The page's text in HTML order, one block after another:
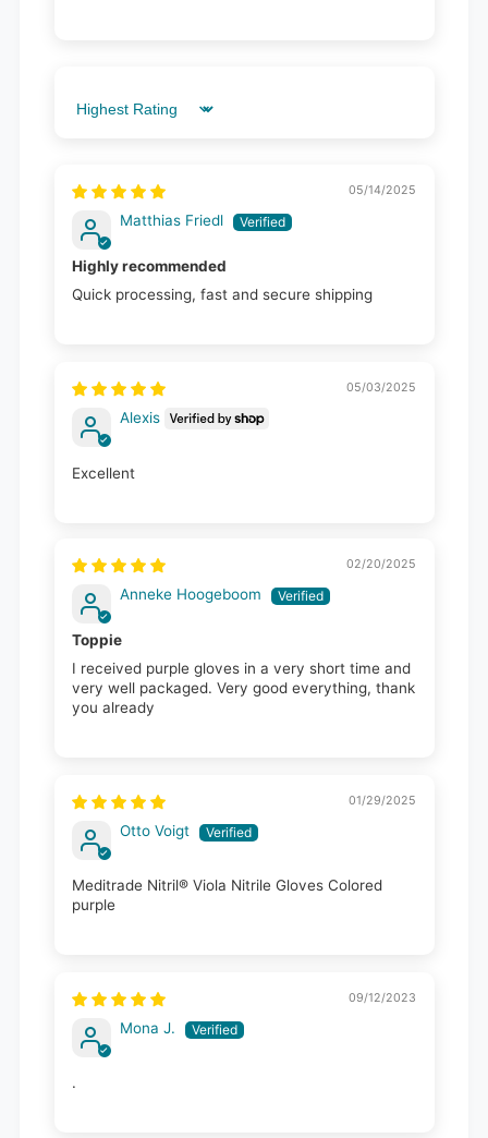
Sort by
05/14/2025
Matthias Friedl
Highly recommended
Quick processing, fast and secure shipping
05/03/2025
Alexis
Excellent
02/20/2025
Anneke Hoogeboom
Toppie
I received purple gloves in a very short time and
very well packaged. Very good everything, thank
you already
01/29/2025
Otto Voigt
Meditrade Nitril® Viola Nitrile Gloves Colored
purple
09/12/2023
Mona J.
.